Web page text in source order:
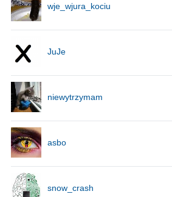
wje_wjura_kociu
JuJe
niewytrzymam
asbo
snow_crash